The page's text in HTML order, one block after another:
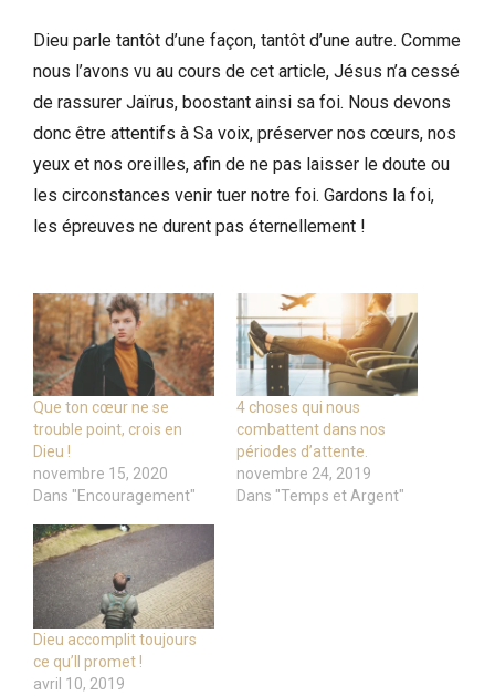
Dieu parle tantôt d’une façon, tantôt d’une autre. Comme
nous l’avons vu au cours de cet article, Jésus n’a cessé
de rassurer Jaïrus, boostant ainsi sa foi. Nous devons
donc être attentifs à Sa voix, préserver nos cœurs, nos
yeux et nos oreilles, afin de ne pas laisser le doute ou
les circonstances venir tuer notre foi. Gardons la foi,
les épreuves ne durent pas éternellement !
Que ton cœur ne se
trouble point, crois en
Dieu !
novembre 15, 2020
Dans "Encouragement"
4 choses qui nous
combattent dans nos
périodes d’attente.
novembre 24, 2019
Dans "Temps et Argent"
Dieu accomplit toujours
ce qu’Il promet !
avril 10, 2019